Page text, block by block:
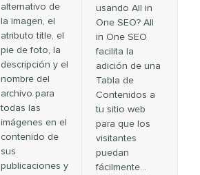
alternativo de
la imagen, el
atributo title, el
pie de foto, la
descripción y el
nombre del
archivo para
todas las
imágenes en el
contenido de
sus
publicaciones y
usando All in
One SEO? All
in One SEO
facilita la
adición de una
Tabla de
Contenidos a
tu sitio web
para que los
visitantes
puedan
fácilmente…